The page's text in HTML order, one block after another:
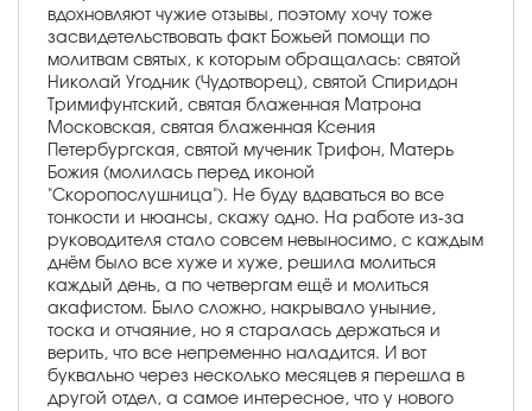
вдохновляют чужие отзывы, поэтому хочу тоже
засвидетельствовать факт Божьей помощи по
молитвам святых, к которым обращалась: святой
Николай Угодник (Чудотворец), святой Спиридон
Тримифунтский, святая блаженная Матрона
Московская, святая блаженная Ксения
Петербургская, святой мученик Трифон, Матерь
Божия (молилась перед иконой
"Скоропослушница"). Не буду вдаваться во все
тонкости и нюансы, скажу одно. На работе из-за
руководителя стало совсем невыносимо, с каждым
днём было все хуже и хуже, решила молиться
каждый день, а по четвергам ещё и молиться
акафистом. Было сложно, накрывало уныние,
тоска и отчаяние, но я старалась держаться и
верить, что все непременно наладится. И вот
буквально через несколько месяцев я перешла в
другой отдел, а самое интересное, что у нового